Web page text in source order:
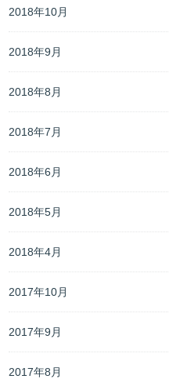
2018年10月
2018年9月
2018年8月
2018年7月
2018年6月
2018年5月
2018年4月
2017年10月
2017年9月
2017年8月